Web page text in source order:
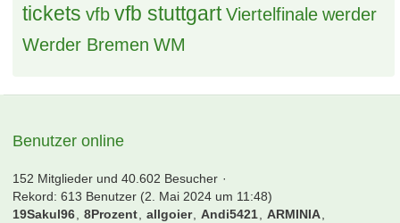
tickets vfb vfb stuttgart Viertelfinale werder
Werder Bremen WM
Benutzer online
152 Mitglieder und 40.602 Besucher
Rekord: 613 Benutzer (2. Mai 2024 um 11:48)
19Sakul96
8Prozent allgoier Andi5421
ARMINIA